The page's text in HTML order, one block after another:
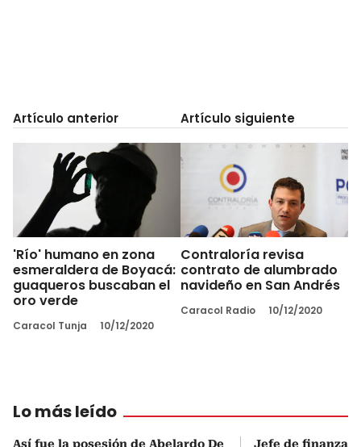
Artículo anterior
'Río' humano en zona
esmeraldera de Boyacá:
guaqueros buscaban el
oro verde
Caracol Tunja 10/12/2020
Artículo siguiente
Contraloría revisa
contrato de alumbrado
navideño en San Andrés
Caracol Radio 10/12/2020
Lo más leído
Así fue la posesión de Abelardo De
Jefe de finanzas